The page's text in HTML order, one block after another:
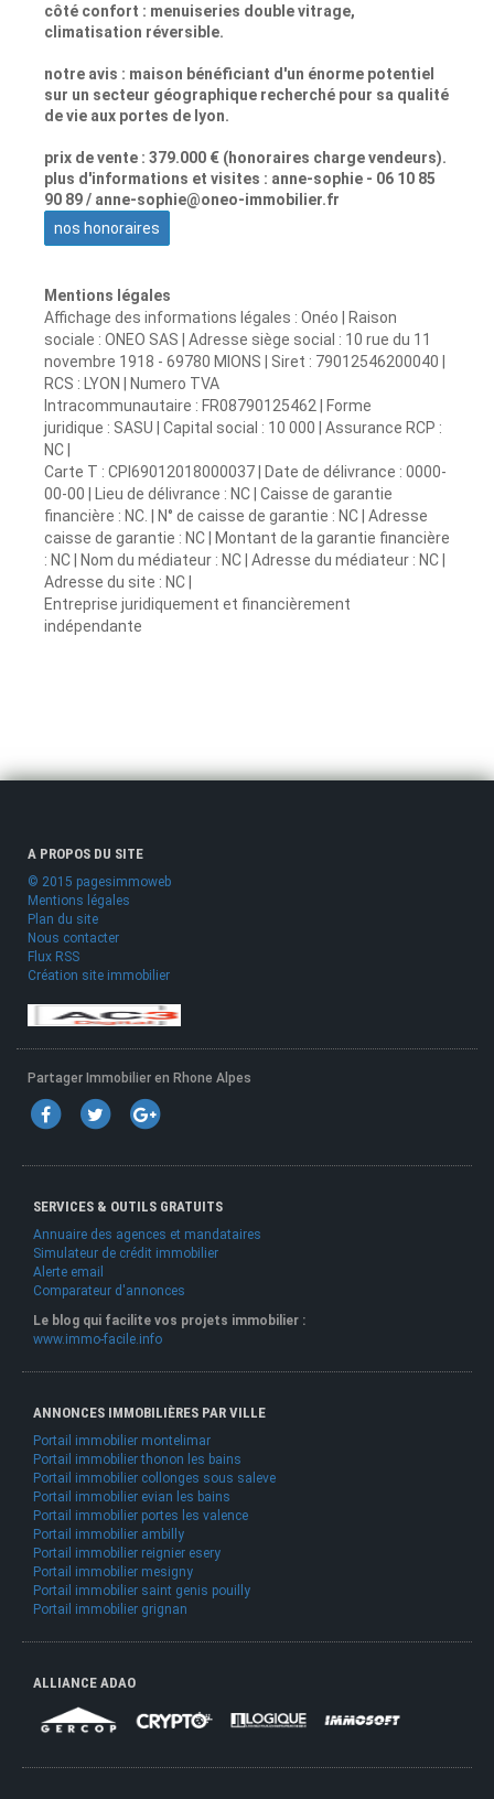
côté confort : menuiseries double vitrage,
climatisation réversible.
notre avis : maison bénéficiant d'un énorme potentiel
sur un secteur géographique recherché pour sa qualité
de vie aux portes de lyon.
prix de vente : 379.000 € (honoraires charge vendeurs).
plus d'informations et visites : anne-sophie - 06 10 85
90 89 / anne-sophie@oneo-immobilier.fr
nos honoraires
Mentions légales
Affichage des informations légales : Onéo | Raison
sociale : ONEO SAS | Adresse siège social : 10 rue du 11
novembre 1918 - 69780 MIONS | Siret : 79012546200040 |
RCS : LYON | Numero TVA
Intracommunautaire : FR08790125462 | Forme
juridique : SASU | Capital social : 10 000 | Assurance RCP :
NC |
Carte T : CPI69012018000037 | Date de délivrance : 0000-
00-00 | Lieu de délivrance : NC | Caisse de garantie
financière : NC. | N° de caisse de garantie : NC | Adresse
caisse de garantie : NC | Montant de la garantie financière
: NC | Nom du médiateur : NC | Adresse du médiateur : NC |
Adresse du site : NC |
Entreprise juridiquement et financièrement
indépendante
A PROPOS DU SITE
© 2015 pagesimmoweb
Mentions légales
Plan du site
Nous contacter
Flux RSS
Création site immobilier
Partager Immobilier en Rhone Alpes
SERVICES & OUTILS GRATUITS
Annuaire des agences et mandataires
Simulateur de crédit immobilier
Alerte email
Comparateur d'annonces
Le blog qui facilite vos projets immobilier :
www.immo-facile.info
ANNONCES IMMOBILIÈRES PAR VILLE
Portail immobilier montelimar
Portail immobilier thonon les bains
Portail immobilier collonges sous saleve
Portail immobilier evian les bains
Portail immobilier portes les valence
Portail immobilier ambilly
Portail immobilier reignier esery
Portail immobilier mesigny
Portail immobilier saint genis pouilly
Portail immobilier grignan
ALLIANCE ADAO